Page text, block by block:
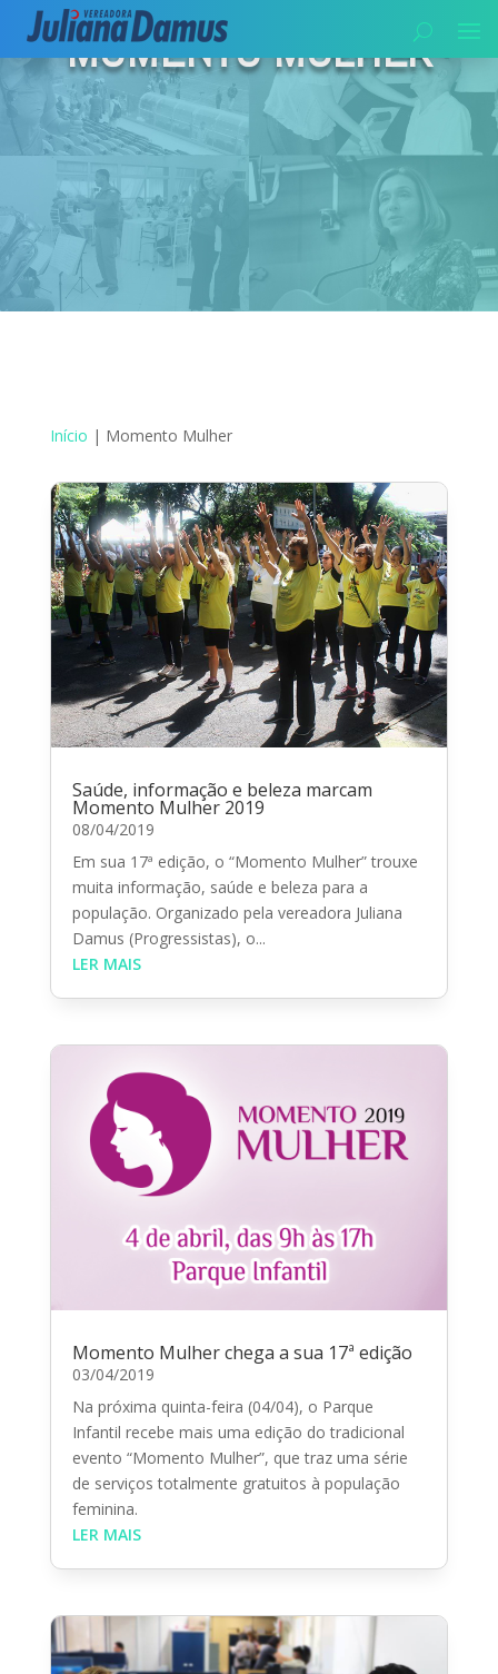
MOMENTO MULHER
Início | Momento Mulher
Saúde, informação e beleza marcam
Momento Mulher 2019
08/04/2019
Em sua 17ª edição, o “Momento Mulher” trouxe
muita informação, saúde e beleza para a
população. Organizado pela vereadora Juliana
Damus (Progressistas), o...
LER MAIS
Momento Mulher chega a sua 17ª edição
03/04/2019
Na próxima quinta-feira (04/04), o Parque
Infantil recebe mais uma edição do tradicional
evento “Momento Mulher”, que traz uma série
de serviços totalmente gratuitos à população
feminina.
LER MAIS